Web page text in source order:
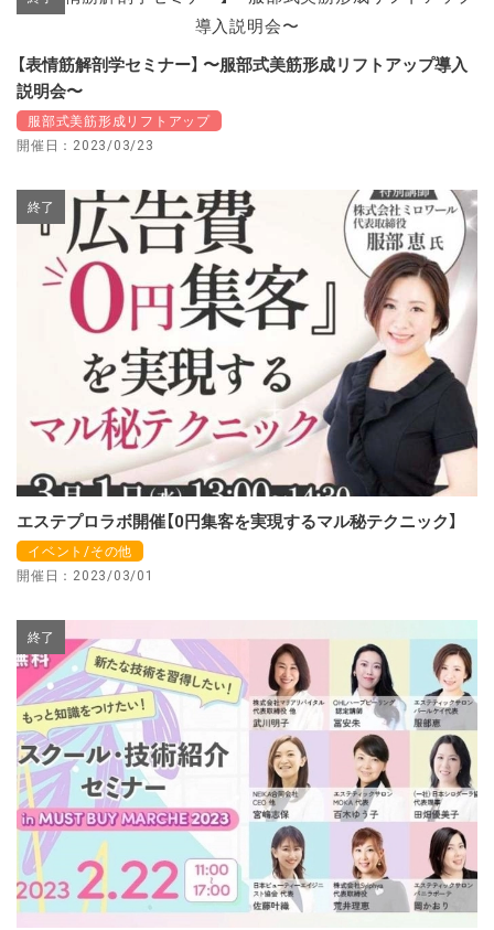
【表情筋解剖学セミナー】 〜服部式美筋形成リフトアップ導入
説明会〜
服部式美筋形成リフトアップ
開催日：2023/03/23
終了
エステプロラボ開催【0円集客を実現するマル秘テクニック】
イベント/その他
開催日：2023/03/01
終了